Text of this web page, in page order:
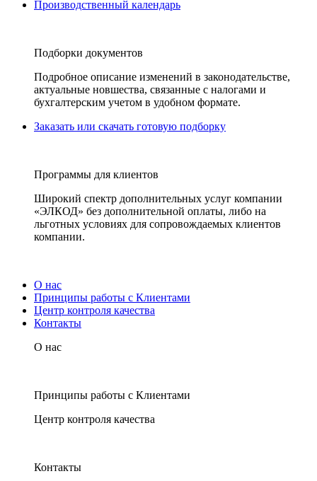
Производственный календарь
Подборки документов
Подробное описание изменений в законодательстве,
актуальные новшества, связанные с налогами и
бухгалтерским учетом в удобном формате.
Заказать или скачать готовую подборку
Программы для клиентов
Широкий спектр дополнительных услуг компании
«ЭЛКОД» без дополнительной оплаты, либо на
льготных условиях для сопровождаемых клиентов
компании.
О нас
Принципы работы с Клиентами
Центр контроля качества
Контакты
О нас
Принципы работы с Клиентами
Центр контроля качества
Контакты